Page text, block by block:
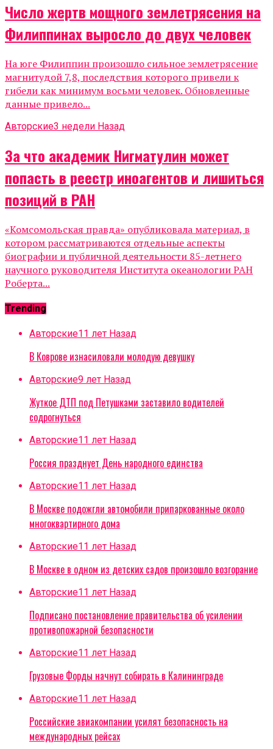
Число жертв мощного землетрясения на
Филиппинах выросло до двух человек
На юге Филиппин произошло сильное землетрясение
магнитудой 7,8, последствия которого привели к
гибели как минимум восьми человек. Обновленные
данные привело...
Авторские3 недели Назад
За что академик Нигматулин может
попасть в реестр иноагентов и лишиться
позиций в РАН
«Комсомольская правда» опубликовала материал, в
котором рассматриваются отдельные аспекты
биографии и публичной деятельности 85-летнего
научного руководителя Института океанологии РАН
Роберта...
Trending
Авторские11 лет Назад
В Коврове изнасиловали молодую девушку
Авторские9 лет Назад
Жуткое ДТП под Петушками заставило водителей
содрогнуться
Авторские11 лет Назад
Россия празднует День народного единства
Авторские11 лет Назад
В Москве подожгли автомобили припаркованные около
многоквартирного дома
Авторские11 лет Назад
В Москве в одном из детских садов произошло возгорание
Авторские11 лет Назад
Подписано постановление правительства об усилении
противопожарной безопасности
Авторские11 лет Назад
Грузовые Форды начнут собирать в Калининграде
Авторские11 лет Назад
Российские авиакомпании усилят безопасность на
международных рейсах